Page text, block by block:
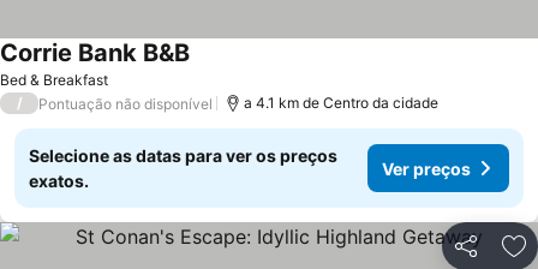
Bed & Breakfast
Corrie Bank B&BVer preços
/ Pontuação não disponível a 4.1 km de Centro da cidade
Selecione as datas para ver os preços
exatos.
Ver preços
Partilhar